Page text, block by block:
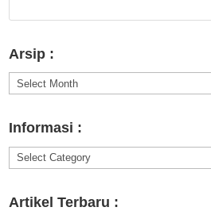
Arsip :
Arsip
Informasi :
Informasi
Artikel Terbaru :